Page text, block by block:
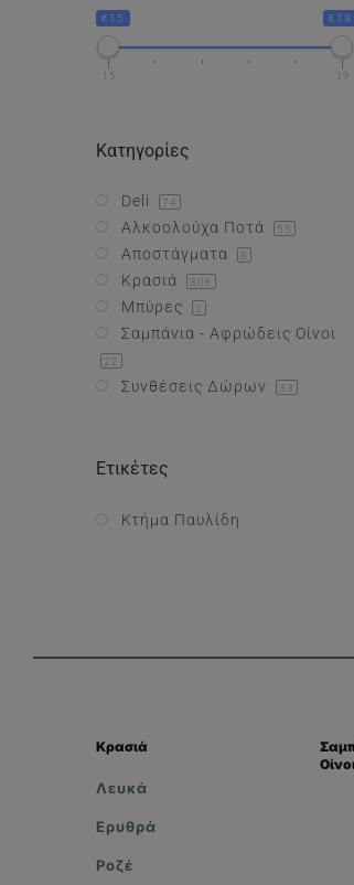
€15 €19
15 19
Κατηγορίες
Deli 74
Αλκοολούχα Ποτά 55
Αποστάγματα 8
Κρασιά 306
Μπύρες 2
Σαμπάνια - Αφρώδεις Οίνοι
22
Συνθέσεις Δώρων 33
Ετικέτες
Κτήμα Παυλίδη
Κρασιά
Λευκά
Ερυθρά
Ροζέ